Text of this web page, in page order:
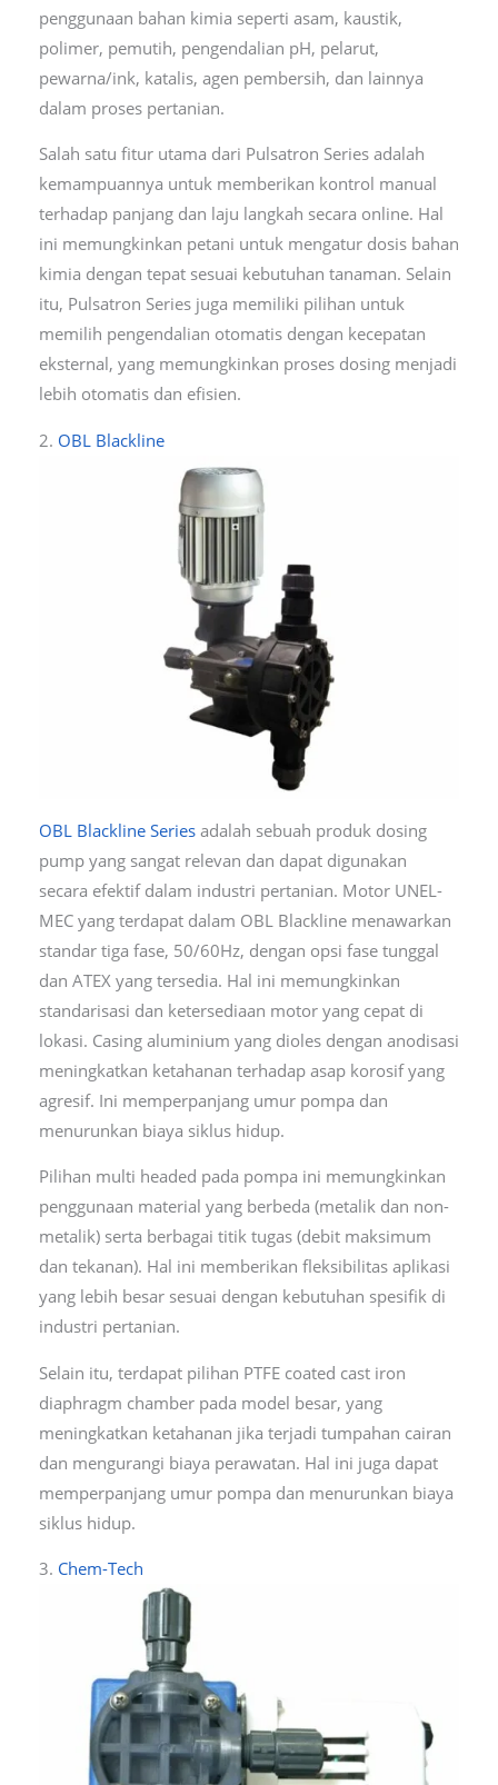
penggunaan bahan kimia seperti asam, kaustik,
polimer, pemutih, pengendalian pH, pelarut,
pewarna/ink, katalis, agen pembersih, dan lainnya
dalam proses pertanian.
Salah satu fitur utama dari Pulsatron Series adalah
kemampuannya untuk memberikan kontrol manual
terhadap panjang dan laju langkah secara online. Hal
ini memungkinkan petani untuk mengatur dosis bahan
kimia dengan tepat sesuai kebutuhan tanaman. Selain
itu, Pulsatron Series juga memiliki pilihan untuk
memilih pengendalian otomatis dengan kecepatan
eksternal, yang memungkinkan proses dosing menjadi
lebih otomatis dan efisien.
2. OBL Blackline
OBL Blackline Seriesadalah sebuah produk dosing
pump yang sangat relevan dan dapat digunakan
secara efektif dalam industri pertanian. Motor UNEL-
MEC yang terdapat dalam OBL Blackline menawarkan
standar tiga fase, 50/60Hz, dengan opsi fase tunggal
dan ATEX yang tersedia. Hal ini memungkinkan
standarisasi dan ketersediaan motor yang cepat di
lokasi. Casing aluminium yang dioles dengan anodisasi
meningkatkan ketahanan terhadap asap korosif yang
agresif. Ini memperpanjang umur pompa dan
menurunkan biaya siklus hidup.
Pilihan multi headed pada pompa ini memungkinkan
penggunaan material yang berbeda (metalik dan non-
metalik) serta berbagai titik tugas (debit maksimum
dan tekanan). Hal ini memberikan fleksibilitas aplikasi
yang lebih besar sesuai dengan kebutuhan spesifik di
industri pertanian.
Selain itu, terdapat pilihan PTFE coated cast iron
diaphragm chamber pada model besar, yang
meningkatkan ketahanan jika terjadi tumpahan cairan
dan mengurangi biaya perawatan. Hal ini juga dapat
memperpanjang umur pompa dan menurunkan biaya
siklus hidup.
3. Chem-Tech